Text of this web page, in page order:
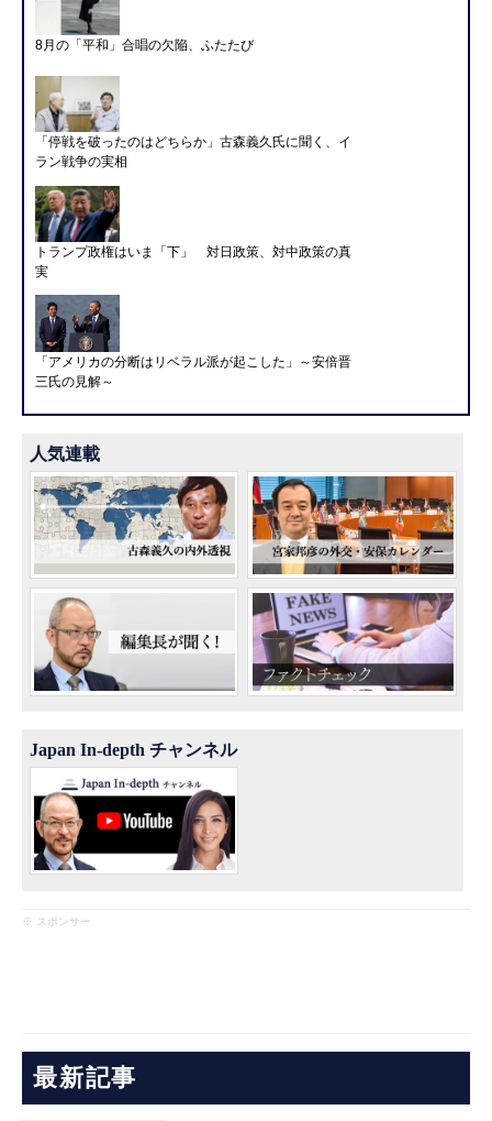
8月の「平和」合唱の欠陥、ふたたび
「停戦を破ったのはどちらか」古森義久氏に聞く、イ
ラン戦争の実相
トランプ政権はいま「下」 対日政策、対中政策の真
実
「アメリカの分断はリベラル派が起こした」～安倍晋
三氏の見解～
人気連載
Japan In-depth チャンネル
※ スポンサー
最新記事